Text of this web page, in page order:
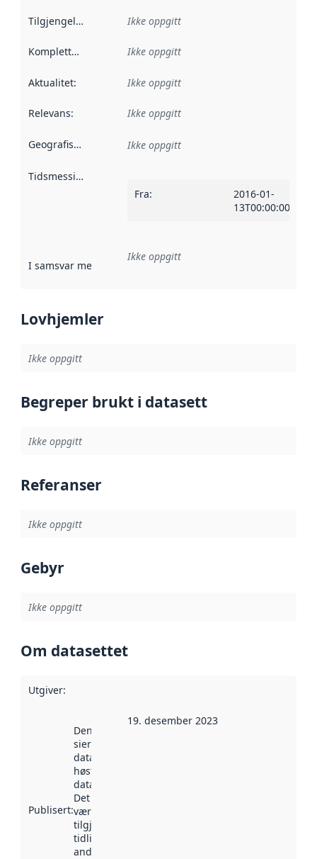
Tilgjengelighet Ikke oppgitt
Kompletthet Ikke oppgitt
Aktualitet: Ikke oppgitt
Relevans: Ikke oppgitt
Geografisk avgrensning :
Ikke oppgitt
Tidsmessig avgrensning
Fra:
2016-01-
13T00:00:00Z
I samsvar med Referanse til en implementasjonsregel
Ikke oppgitt
Lovhjemler
Ikke oppgitt
Begreper brukt i datasett
Ikke oppgitt
Referanser
Ikke oppgitt
Gebyr
Ikke oppgitt
Om datasettet
Utgiver:
Publisert:
Denne datoen
sier når
datasettet ble
høstet av
data.norge.no.
Det kan ha
vært
tilgjengelig
tidligere
andre steder.
19. desember 2023